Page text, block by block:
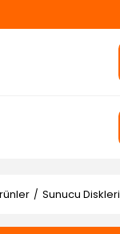
Sunucu Diskleri